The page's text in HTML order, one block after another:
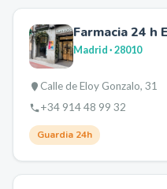
Farmacia 24 h
Madrid· 28010
Calle de Eloy Gonzalo, 31
+34 914 48 99 32
Guardia 24h